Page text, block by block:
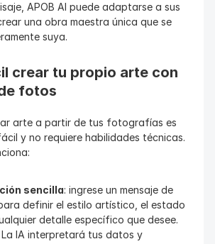
APOB AI puede adaptarse a sus
una obra maestra única que se
suya.
crear tu propio arte con
fotos
arte a partir de tus fotografías es
y no requiere habilidades técnicas.
sencilla: ingrese un mensaje de
definir el estilo artístico, el estado
detalle específico que desee.
La IA interpretará tus datos y